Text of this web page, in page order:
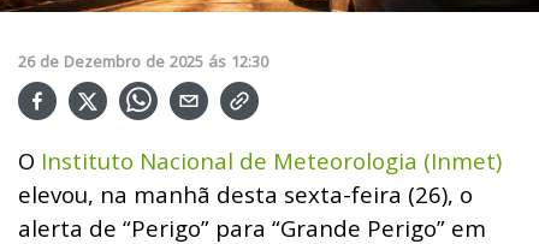
26 de Dezembro de 2025 ás 12:30
O Instituto Nacional de Meteorologia (Inmet)
elevou, na manhã desta sexta-feira (26), o
alerta de “Perigo” para “Grande Perigo” em